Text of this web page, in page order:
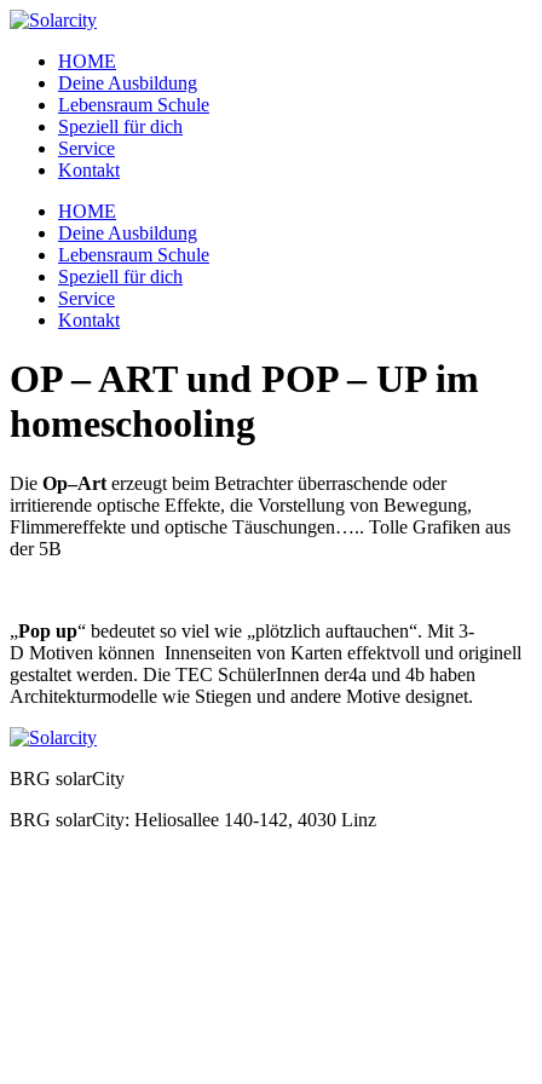
Zum
wechselnHOME
Deine Ausbildung
Lebensraum Schule
Speziell für dich
Service
Kontakt
Menü
HOME
Deine Ausbildung
Lebensraum Schule
Speziell für dich
Service
Kontakt
OP – ART und POP – UP im
homeschooling
Die Op–Art erzeugt beim Betrachter überraschende oder
irritierende optische Effekte, die Vorstellung von Bewegung,
Flimmereffekte und optische Täuschungen….. Tolle Grafiken aus
der 5B
„Pop up“ bedeutet so viel wie „plötzlich auftauchen“. Mit 3-
D Motiven können Innenseiten von Karten effektvoll und originell
gestaltet werden. Die TEC SchülerInnen der4a und 4b haben
Architekturmodelle wie Stiegen und andere Motive designet.
BRG solarCity
BRG solarCity: Heliosallee 140-142, 4030 Linz